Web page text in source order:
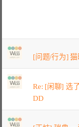
[问题/行为]
Re: [闲聊] 选
DD